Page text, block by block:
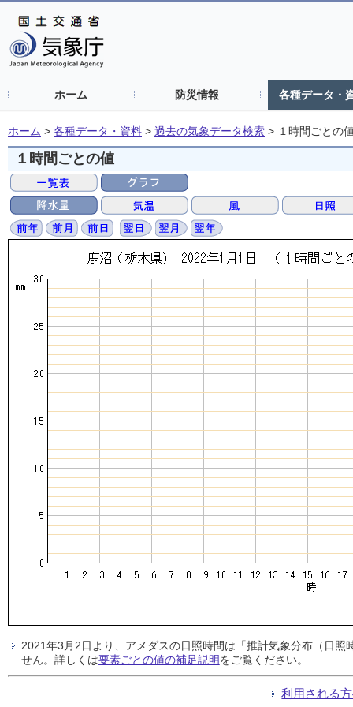
ホーム 防災情報 各種データ・
ホーム > 各種データ・資料 > 過去の気象データ検索 > １時間ごとの
１時間ごとの値
2021年3月2日より、アメダスの日照時間は「推計気象分布（日
せん。詳しくは要素ごとの値の補足説明をご覧ください。
利用される